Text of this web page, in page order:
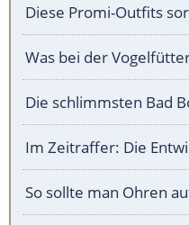
Diese Promi-Outfits
Was bei der
Die schlimmsten Bad
Im Zeitraffer: Die
So sollte man Ohren